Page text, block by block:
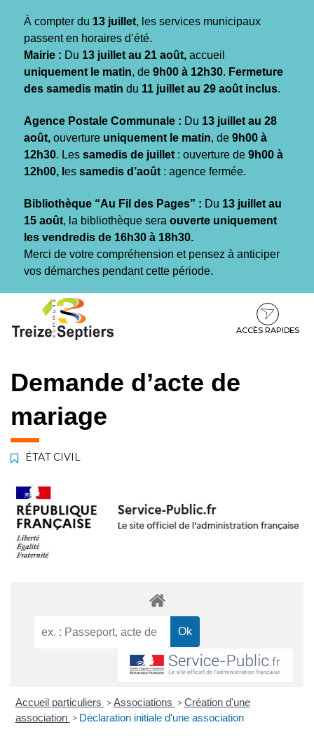
À compter du 13 juillet, les services municipaux
passent en horaires d’été.
Mairie : Du 13 juillet au 21 août, accueil
uniquement le matin, de 9h00 à 12h30. Fermeture
des samedis matin du 11 juillet au 29 août inclus.
Agence Postale Communale : Du 13 juillet au 28
août, ouverture uniquement le matin, de 9h00 à
12h30. Les samedis de juillet : ouverture de 9h00 à
12h00, l es samedis d’août : agence fermée.
Bibliothèque “Au Fil des Pages” : Du 13 juillet au
15 août, la bibliothèque sera ouverte uniquement
les vendredis de 16h30 à 18h30.
Merci de votre compréhension et pensez à anticiper
vos démarches pendant cette période.
contenu
pied
ACCÈS RAPIDES
Demande d’acte de
mariage
ÉTAT CIVIL
Accueil particuliers > Associations > Création d'une
association > Déclaration initiale d'une association